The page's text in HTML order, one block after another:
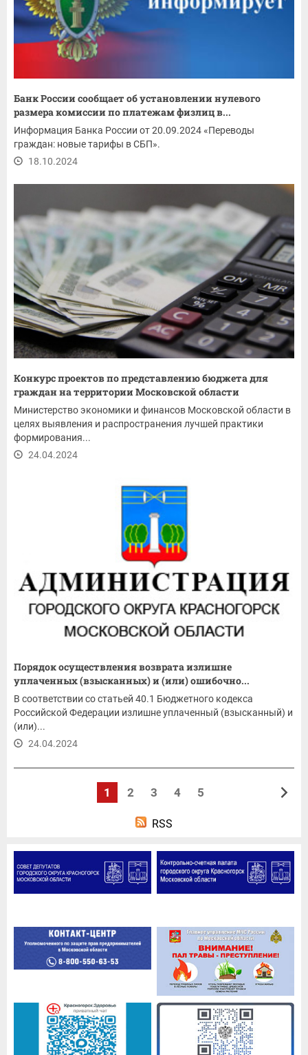
Банк России сообщает об установлении нулевого
размера комиссии по платежам физлиц в...
Информация Банка России от 20.09.2024 «Переводы
граждан: новые тарифы в СБП».
18.10.2024
Конкурс проектов по представлению бюджета для
граждан на территории Московской области
Министерство экономики и финансов Московской области в
целях выявления и распространения лучшей практики
формирования...
24.04.2024
Порядок осуществления возврата излишне
уплаченных (взысканных) и (или) ошибочно...
В соответствии со статьей 40.1 Бюджетного кодекса
Российской Федерации излишне уплаченный (взысканный) и
(или)...
24.04.2024
1 2 3 4 5
RSS